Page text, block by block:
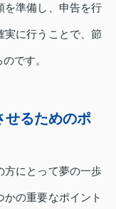
を準備し、申告を行
実に行うことで、節
です。
せるためのポ
方にとって夢の一歩
の重要なポイント